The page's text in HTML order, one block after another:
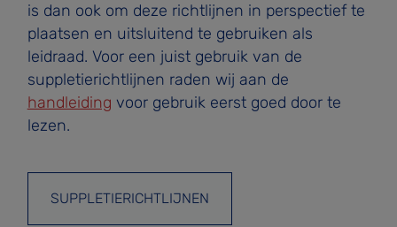
is dan ook om deze richtlijnen in perspectief te
plaatsen en uitsluitend te gebruiken als
leidraad. Voor een juist gebruik van de
suppletierichtlijnen raden wij aan de
handleiding voor gebruik eerst goed door te
lezen.
SUPPLETIERICHTLIJNEN